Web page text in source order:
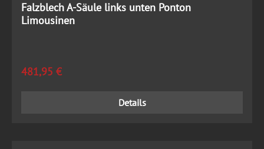
Falzblech A-Säule links unten Ponton
Limousinen
Regulärer Preis:
481,95 €
Details